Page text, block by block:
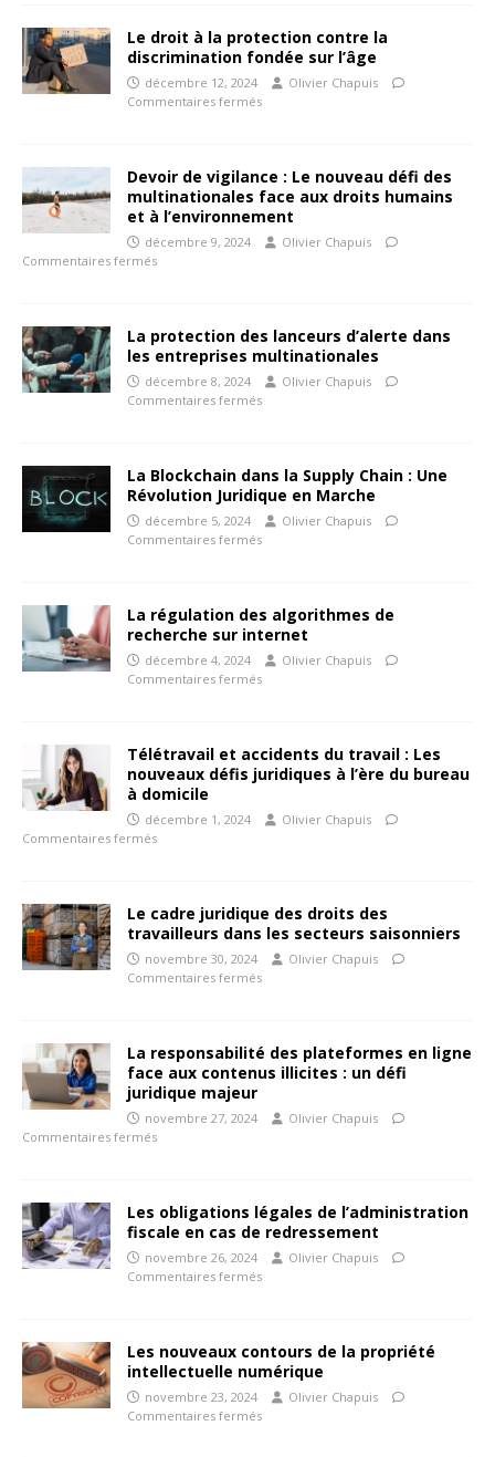
Le droit à la protection contre la
discrimination fondée sur l’âge
décembre 12, 2024
Olivier Chapuis
Commentaires fermés
Devoir de vigilance : Le nouveau défi des
multinationales face aux droits humains
et à l’environnement
décembre 9, 2024
Olivier Chapuis
Commentaires fermés
La protection des lanceurs d’alerte dans
les entreprises multinationales
décembre 8, 2024
Olivier Chapuis
Commentaires fermés
La Blockchain dans la Supply Chain : Une
Révolution Juridique en Marche
décembre 5, 2024
Olivier Chapuis
Commentaires fermés
La régulation des algorithmes de
recherche sur internet
décembre 4, 2024
Olivier Chapuis
Commentaires fermés
Télétravail et accidents du travail : Les
nouveaux défis juridiques à l’ère du bureau
à domicile
décembre 1, 2024
Olivier Chapuis
Commentaires fermés
Le cadre juridique des droits des
travailleurs dans les secteurs saisonniers
novembre 30, 2024
Olivier Chapuis
Commentaires fermés
La responsabilité des plateformes en ligne
face aux contenus illicites : un défi
juridique majeur
novembre 27, 2024
Olivier Chapuis
Commentaires fermés
Les obligations légales de l’administration
fiscale en cas de redressement
novembre 26, 2024
Olivier Chapuis
Commentaires fermés
Les nouveaux contours de la propriété
intellectuelle numérique
novembre 23, 2024
Olivier Chapuis
Commentaires fermés